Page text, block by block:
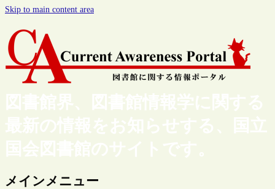
Skip to main content area
図書館界、図書館情報学に関する
最新の情報をお知らせする、国立
国会図書館のサイトです。
メインメニュー